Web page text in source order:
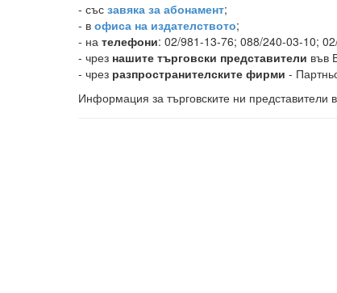
- със завяка за абонамент;
- в офиса на издателството;
- на телефони: 02/981-13-76; 088/240-03-10;
- чрез нашите търговски представители във
- чрез разпространителските фирми -
Информация за търговските ни